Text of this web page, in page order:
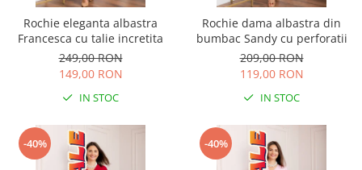
Rochie eleganta albastra
Francesca cu talie incretita
249,00 RON
149,00 RON
IN STOC
Rochie dama albastra din
bumbac Sandy cu perforatii
209,00 RON
119,00 RON
IN STOC
-40% -40%